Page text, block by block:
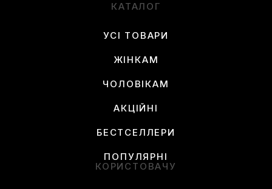
КАТАЛОГ
УСІ ТОВАРИ
ЖІНКАМ
ЧОЛОВІКАМ
АКЦІЙНІ
БЕСТСЕЛЛЕРИ
ПОПУЛЯРНІ
КОРИСТОВАЧУ